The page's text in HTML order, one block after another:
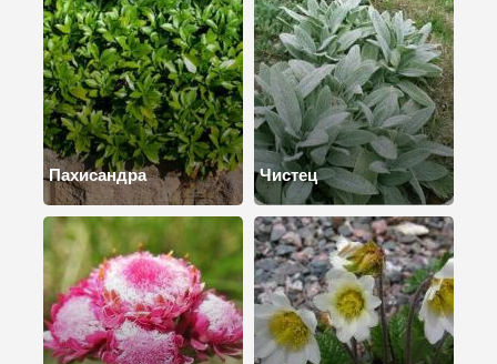
Пахисандра Чистец